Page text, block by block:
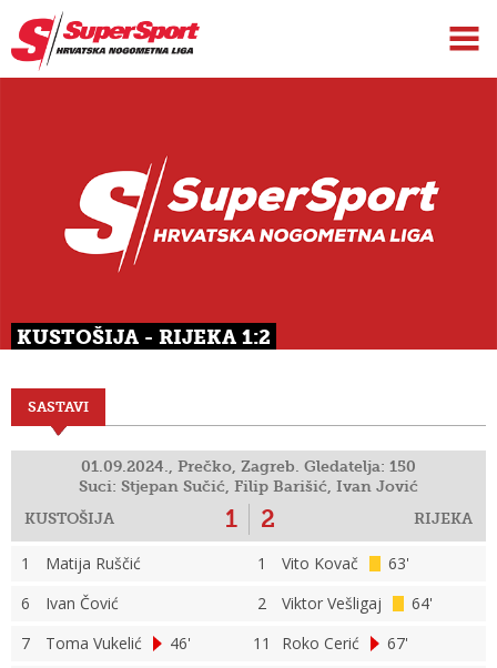
KUSTOŠIJA - RIJEKA 1:2
SASTAVI
01.09.2024., Prečko, Zagreb. Gledatelja: 150
Suci: Stjepan Sučić, Filip Barišić, Ivan Jović
KUSTOŠIJA
1 RIJEKA
2
1 Matija Ruščić 1 Vito Kovač
63'
6
Ivan Čović 2 Viktor Vešligaj
64'
7
Toma Vukelić 46' 11 Roko Cerić
67'